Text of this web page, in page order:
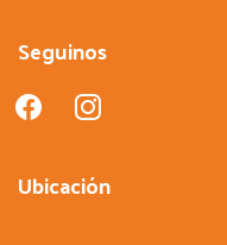
Seguinos
facebookinstagram
Ubicación